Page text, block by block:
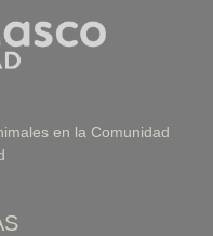
en la Comunidad